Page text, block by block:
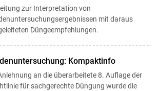
zur Interpretation von
mit daraus
Düngeempfehlungen.
Kompaktinfo
an die überarbeitete 8. Auflage der
für sachgerechte Düngung wurde die